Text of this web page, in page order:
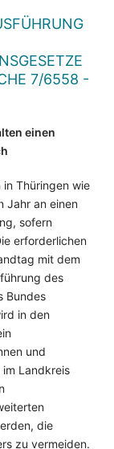
7/6558 -
einen
Thüringen wie
Jahr an einen
sofern
erforderlichen
mit dem
des
Bundes
in den
und
Landkreis
die
zu vermeiden.